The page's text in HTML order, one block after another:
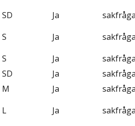
SD Ja
S Ja
S Ja
SD Ja
M Ja
L Ja